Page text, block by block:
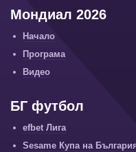
Мондиал 2026
Начало
Програма
Видео
БГ футбол
efbet Лига
Sesame Купа на